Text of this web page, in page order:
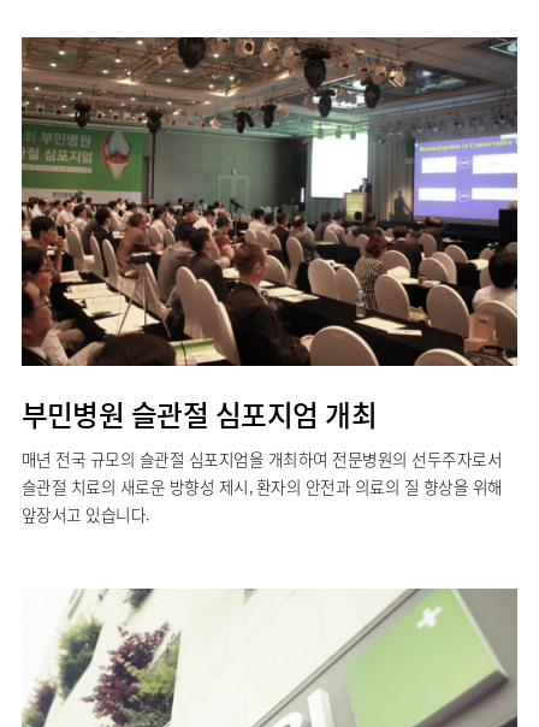
부민병원 슬관절 심포지엄 개최
매년 전국 규모의 슬관절 심포지엄을 개최하여 전문병원의 선두주자로서
슬관절 치료의 새로운 방향성 제시, 환자의 안전과 의료의 질 향상을 위해
앞장서고 있습니다.